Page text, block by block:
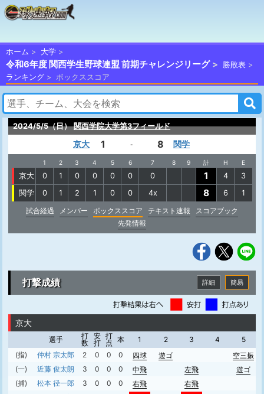
ホーム 大学
令和6年度 関西学生野球連盟 前期チャレンジリーグ
勝敗表
ランキング
ボックススコア
2024/5/5（日） 関西学院大学第3フィールド
京大 1 - 8 関学
1 2 3 4 5 6 7 8 9 計 H E
京大 0 1 0 0 0 0 0 1 4
3
関学
0 1 2 1 0 0 4x 8 6
1
試合経過
メンバー ボックススコア テキスト速報
スコアブック
先発情報
打撃成績 簡易
詳細
京大
選手
打
数
安
打
打
点 本 1 2 3 4
5
(指)
仲村 宗太郎 2 0 0 0 四球 遊ゴ
空三振
(一)
近藤 俊太朗 3 0 0 0 中飛 左飛
遊ゴ
(捕)
松本 径一郎 3 0 0 0 右飛 右飛